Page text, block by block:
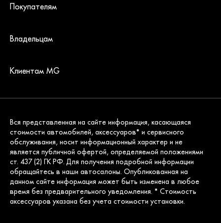
Покупателям
Владельцам
Клиентам MG
Вся представленная на сайте информация, касающаяся
стоимости автомобилей, аксессуаров* и сервисного
обслуживания, носит информационный характер и не
является публичной офертой, определяемой положениями
ст. 437 (2) ГК РФ. Для получения подробной информации
обращайтесь в наши автосалоны. Опубликованная на
данном сайте информация может быть изменена в любое
время без предварительного уведомления. * Стоимость
аксессуаров указана без учета стоимости установки.